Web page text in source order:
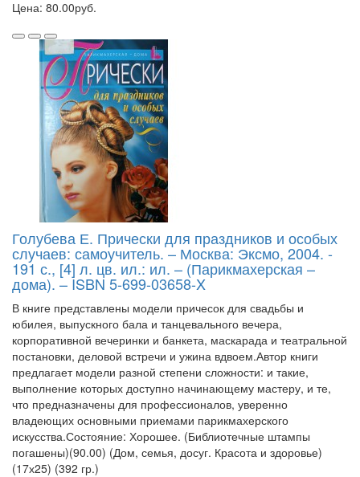
Цена: 80.00руб.
Голубева Е. Прически для праздников и особых
случаев: самоучитель. – Москва: Эксмо, 2004. -
191 с., [4] л. цв. ил.: ил. – (Парикмахерская –
дома). – ISBN 5-699-03658-X
В книге представлены модели причесок для свадьбы и
юбилея, выпускного бала и танцевального вечера,
корпоративной вечеринки и банкета, маскарада и театральной
постановки, деловой встречи и ужина вдвоем.Автор книги
предлагает модели разной степени сложности: и такие,
выполнение которых доступно начинающему мастеру, и те,
что предназначены для профессионалов, уверенно
владеющих основными приемами парикмахерского
искусства.Состояние: Хорошее. (Библиотечные штампы
погашены)(90.00) (Дом, семья, досуг. Красота и здоровье)
(17х25) (392 гр.)